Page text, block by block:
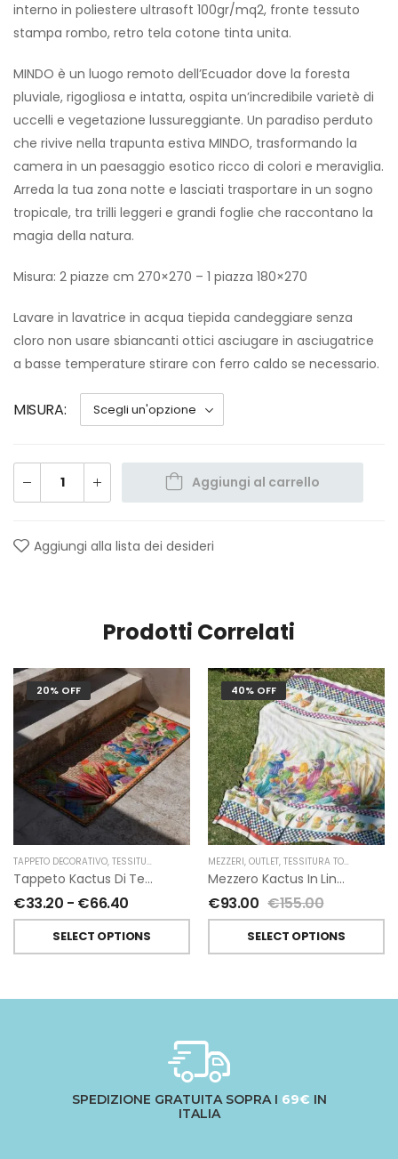
interno in poliestere ultrasoft 100gr/mq2, fronte tessuto
stampa rombo, retro tela cotone tinta unita.
MINDO è un luogo remoto dell’Ecuador dove la foresta
pluviale, rigogliosa e intatta, ospita un’incredibile varietè di
uccelli e vegetazione lussureggiante. Un paradiso perduto
che rivive nella trapunta estiva MINDO, trasformando la
camera in un paesaggio esotico ricco di colori e meraviglia.
Arreda la tua zona notte e lasciati trasportare in un sogno
tropicale, tra trilli leggeri e grandi foglie che raccontano la
magia della natura.
Misura: 2 piazze cm 270×270 – 1 piazza 180×270
Lavare in lavatrice in acqua tiepida candeggiare senza
cloro non usare sbiancanti ottici asciugare in asciugatrice
a basse temperature stirare con ferro caldo se necessario.
MISURA
Aggiungi al carrello
Aggiungi alla lista dei desideri
Prodotti Correlati
20% OFF
TAPPETO DECORATIVO, TESSITURA TOSCANA TELERIE
Tappeto Kactus Di Tessitura Toscana Telerie
€33.20 - €66.40
SELECT OPTIONS
40% OFF
MEZZERI, OUTLET, TESSITURA TOSCANA TELERIE
Mezzero Kactus In Lino Di Tessitura Toscana Telerie
€93.00 €155.00
SELECT OPTIONS
SPEDIZIONE GRATUITA SOPRA I 69€ IN
ITALIA